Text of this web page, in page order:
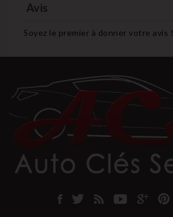
Avis
Soyez le premier à donner votre avis !